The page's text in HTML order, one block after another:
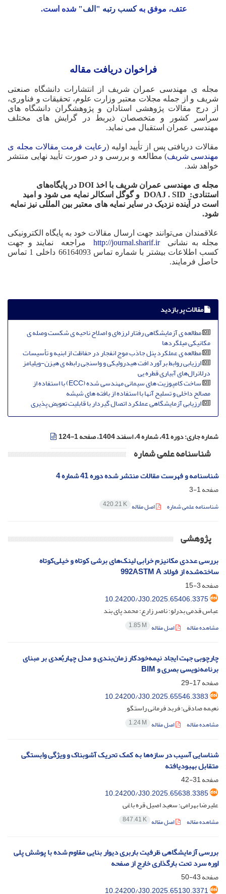
عتف، موفق به کسب رتبه "الف" شده است.
فراخوان دریافت مقاله
مجله ی مهندسی عمران شریف از انتشارات دانشگاه صنعتی
شریف و از جمله مجلات معتبر وزارت علوم، تحقیقات و فناوری،
از درج مقالات پژوهشی استادان و پژوهشگران دانشگاه های
سراسر کشور و متخصصان ذیربط در گرایش های مختلف
مهندسی عمران استقبال می نماید.
مقالات دریافتی پس از تأیید اولیه (رعایت فرمت مقالات مجله ی
مهندسی شریف) مطالعه و بررسی و در صورت تأیید نهایی منتشر
خواهد شد.
مجله ‌ی مهندسی عمران شریف ب
ا اخذ DOI در پایگاه‌های
استنادی: DOAJ . SID
و گوگل اسکالر نمایه می شود و امید
است در آینده نزدیک در سایر نمایه های معتبر بین المللی نیز نمایه
شود.
علاقمندان می‌توانند جهت ارسال مقالات خود به پایگاه الکترونیکی
مجله به نشانیhttp://journal.sharif.ir مراجعه نمایند و جهت
کسب اطلاعات بیشتر با شماره تماس 66164093 داخلی 1 تماس
حاصل فرمایند.
مقالات پر بازدید
مطالعه ی آزمایشگاهی رفتار لرزه‌ای و اصلاح ناحیه ی شکست وصله ی
مکانیکی میلگردها
مطالعه ی عملکرد پنل جاذب موج انفجار در حفاظت از ابنیه و تأسیسات
ارزیابی روابط برآورد افت هیدرولیکی و واسنجی رابطه ی هیزن-ویلیامز
درلاترال‌های آبیاری قطره یی
ساخت کامپوزیت های سیمانی مهندسی شده (ECC) با استفاده از
مصالح داخلی و تسلیح آنها با استفاده از بافته های شیشه
ارزیابی آزمایشگاهی عملکرد اتصال گیردار با قابلیت تعویض پذیری
شماره جاری:دوره 41، شماره 4، اسفند 1404، صفحه 1-124
شناسنامه علمی شماره
شناسنامه و فهرست مقالات منتشر شده دوره 41 شماره 4
صفحه1-3
شناسنامه علمی شماره اصل مقاله 420.21 K
پژوهشی
بررسی عددی مکانیزم خرابی لینک‌های برشی کوتاه و خیلی‌کوتاه
ساخته‌شده از فولاد 992ASTM A
صفحه3-15
10.24200/J30.2025.65406.3375
عباس قدمی بدرلو؛ ناصر زارع؛ محمد پای بند
مشاهده مقاله اصل مقاله 1.85 M
چارچوبی جهت ایجاد نیمه‌خودکار زمان‌بندی و مدل چهاربُعدی بر مبنای
برنامه‌نویسی بصری و BIM
صفحه17-29
10.24200/J30.2025.65546.3383
نعیمه صادقی؛ فربد فرمانی راستگو
مشاهده مقاله اصل مقاله 1.24 M
شناسایی آسیب در سازه‌ها به کمک تحریک آشوبناک و ویژگی وابستگی
متقابل بهبودیافته
صفحه31-42
10.24200/J30.2025.65638.3385
علیرضا بهرامی؛ سعید اصیل قره باغی
مشاهده مقاله اصل مقاله 847.41 K
بررسی آزمایشگاهی ظرفیت باربری دیوار بنایی مقاوم شده با پوشش پلی
اوره سرد تحت بارگذاری خارج از صفحه‌‌
صفحه43-50
10.24200/J30.2025.65130.3371